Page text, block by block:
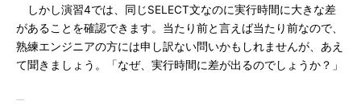
しかし演習4では、同じSELECT文なのに実行時間に大きな差
があることを確認できます。当たり前と言えば当たり前なので、
熟練エンジニアの方には申し訳ない問いかもしれませんが、あえ
て聞きましょう。「なぜ、実行時間に差が出るのでしょうか？」